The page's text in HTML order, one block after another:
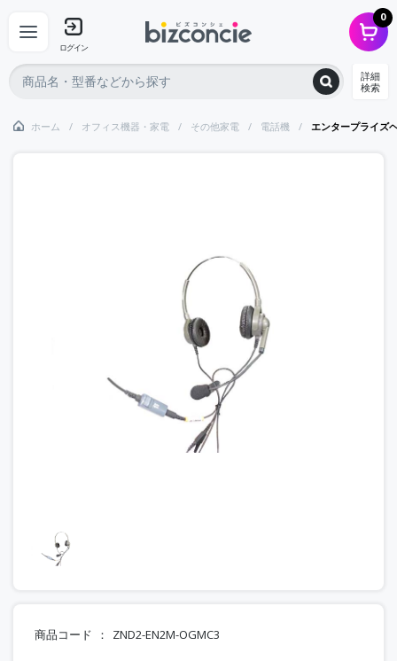
ログイン
0
詳細
検索
ホーム オフィス機器・家電 その他家電 電話機 エンタープライズ
商品コード ZND2-EN2M-OGMC3